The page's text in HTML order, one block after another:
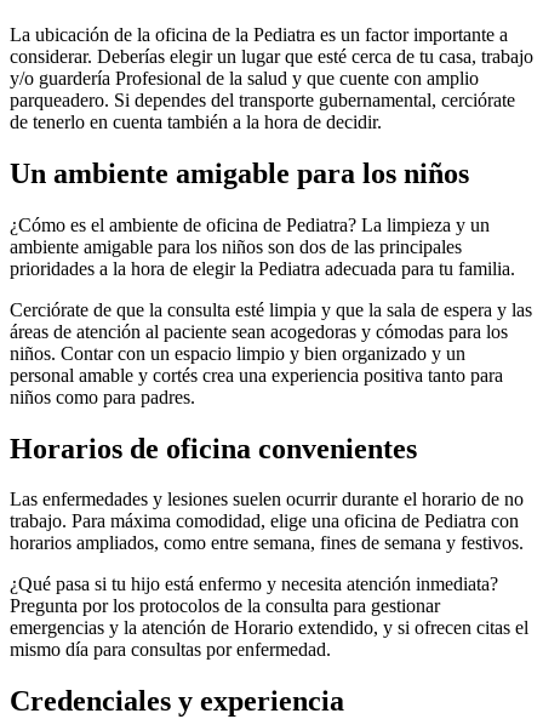
La ubicación de la oficina de la Pediatra es un factor importante a
considerar. Deberías elegir un lugar que esté cerca de tu casa, trabajo
y/o guardería Profesional de la salud y que cuente con amplio
parqueadero. Si dependes del transporte gubernamental, cerciórate
de tenerlo en cuenta también a la hora de decidir.
Un ambiente amigable para los niños
¿Cómo es el ambiente de oficina de Pediatra? La limpieza y un
ambiente amigable para los niños son dos de las principales
prioridades a la hora de elegir la Pediatra adecuada para tu familia.
Cerciórate de que la consulta esté limpia y que la sala de espera y las
áreas de atención al paciente sean acogedoras y cómodas para los
niños. Contar con un espacio limpio y bien organizado y un
personal amable y cortés crea una experiencia positiva tanto para
niños como para padres.
Horarios de oficina convenientes
Las enfermedades y lesiones suelen ocurrir durante el horario de no
trabajo. Para máxima comodidad, elige una oficina de Pediatra con
horarios ampliados, como entre semana, fines de semana y festivos.
¿Qué pasa si tu hijo está enfermo y necesita atención inmediata?
Pregunta por los protocolos de la consulta para gestionar
emergencias y la atención de Horario extendido, y si ofrecen citas el
mismo día para consultas por enfermedad.
Credenciales y experiencia